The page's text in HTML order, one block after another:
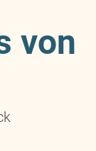
von